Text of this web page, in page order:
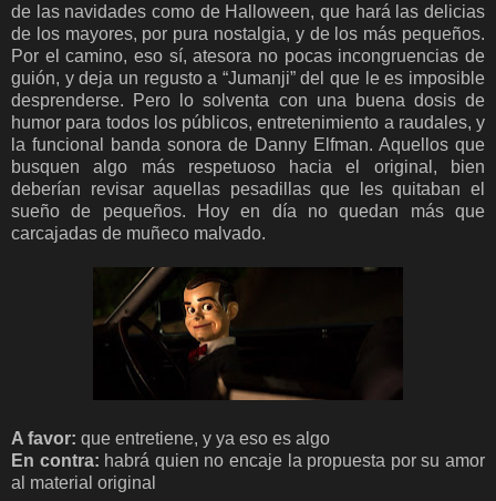
de las navidades como de Halloween, que hará las delicias
de los mayores, por pura nostalgia, y de los más pequeños.
Por el camino, eso sí, atesora no pocas incongruencias de
guión, y deja un regusto a “Jumanji” del que le es imposible
desprenderse. Pero lo solventa con una buena dosis de
humor para todos los públicos, entretenimiento a raudales, y
la funcional banda sonora de Danny Elfman. Aquellos que
busquen algo más respetuoso hacia el original, bien
deberían revisar aquellas pesadillas que les quitaban el
sueño de pequeños. Hoy en día no quedan más que
carcajadas de muñeco malvado.
A favor: que entretiene, y ya eso es algo
En contra: habrá quien no encaje la propuesta por su amor
al material original